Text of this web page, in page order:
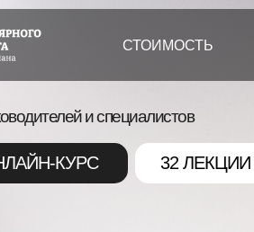
СТОИМОСТЬ
32 ЛЕКЦИИ
КУРС
и специалистов